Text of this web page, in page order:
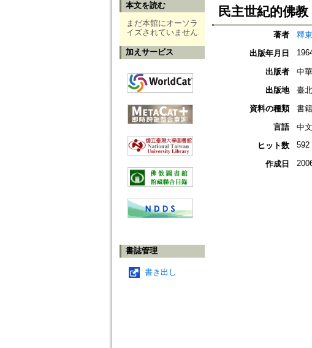
本文を読む
まだ本館にオーソラ
イズされていません
加えサービス
書誌管理
書き出し
民主世紀的佛教
著者
釋
出版年月日
出版者
中
出版地
臺
資料の種類
書
言語
中
ヒット数
592
作成日